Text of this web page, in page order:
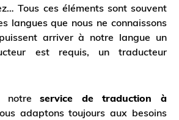
Tous ces éléments sont souvent
langues que nous ne connaissons
arriver à notre langue un
est requis, un traducteur
notreservice de traduction à
adaptons toujours aux besoins